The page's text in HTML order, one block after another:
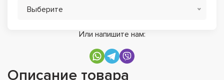
Выберите
Или напишите нам:
Описание товара